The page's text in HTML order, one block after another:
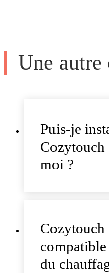
Une autre
Puis-je
Cozytouch
moi ?
Cozytouch
compatible
du